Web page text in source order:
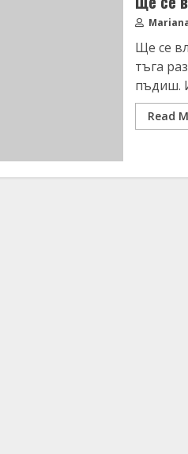
Ще се
тъга
пъдиш.
Read